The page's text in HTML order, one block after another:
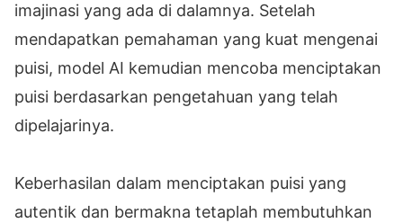
imajinasi yang ada di dalamnya. Setelah
mendapatkan pemahaman yang kuat mengenai
puisi, model AI kemudian mencoba menciptakan
puisi berdasarkan pengetahuan yang telah
dipelajarinya.
Keberhasilan dalam menciptakan puisi yang
autentik dan bermakna tetaplah membutuhkan